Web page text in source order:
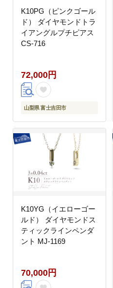
K10PG（ピンクゴール
ド） ダイヤモンドトラ
イアングルプチピアス
CS-716
72,000円
山梨県 富士吉田市
K10YG（イエローゴー
ルド） ダイヤモンドス
ティックラインペンダ
ント MJ-1169
70,000円